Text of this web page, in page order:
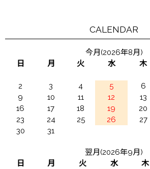
CALENDAR
今月(2026年8月)
日
月 火 水 木
2
3 4 5 6
9
10 11 12 13
16
17 18 19 20
23
24 25 26 27
30
31
翌月(2026年9月)
日
月 火 水 木